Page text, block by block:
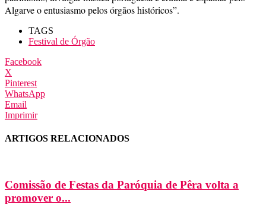
Algarve o entusiasmo pelos órgãos históricos”.
TAGS
Festival de Órgão
Facebook
X
Pinterest
WhatsApp
Email
Imprimir
ARTIGOS RELACIONADOS
Comissão de Festas da Paróquia de Pêra volta a
promover o...